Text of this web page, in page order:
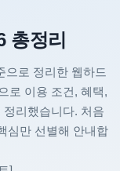
총정리
으로 정리한 웹하드
로 이용 조건, 혜택,
리했습니다. 처음
심만 선별해 안내합